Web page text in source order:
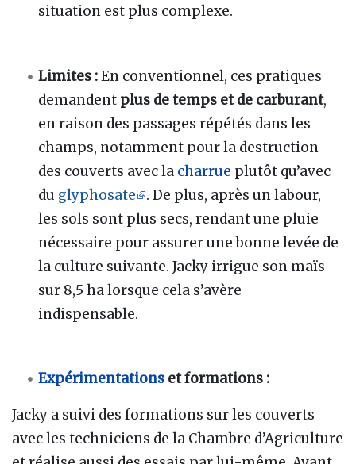
situation est plus complexe.
Limites :En conventionnel, ces pratiques
demandent plus de temps et de carburant,
en raison des passages répétés dans les
champs, notamment pour la destruction
des couverts avec la charrue plutôt qu’avec
du glyphosate
. De plus, après un labour,
les sols sont plus secs, rendant une pluie
nécessaire pour assurer une bonne levée de
la culture suivante. Jacky irrigue son maïs
sur 8,5 ha lorsque cela s’avère
indispensable.
Expérimentations et formations :
Jacky a suivi des formations sur les couverts
avec les techniciens de la Chambre d’Agriculture